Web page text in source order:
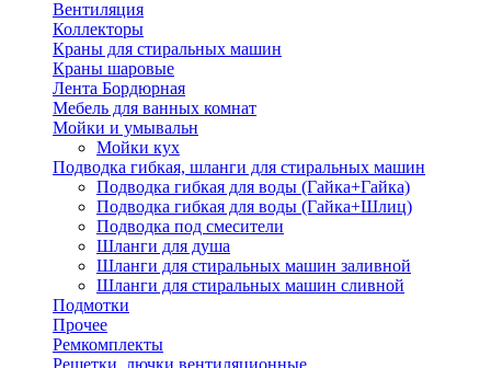
Вентиляция
Коллекторы
Краны для стиральных машин
Краны шаровые
Лента Бордюрная
Мебель для ванных комнат
Мойки и умывальн
Мойки кух
Подводка гибкая, шланги для стиральных машин
Подводка гибкая для воды (Гайка+Гайка)
Подводка гибкая для воды (Гайка+Шлиц)
Подводка под смесители
Шланги для душа
Шланги для стиральных машин заливной
Шланги для стиральных машин сливной
Подмотки
Прочее
Ремкомплекты
Решетки, лючки вентиляционные